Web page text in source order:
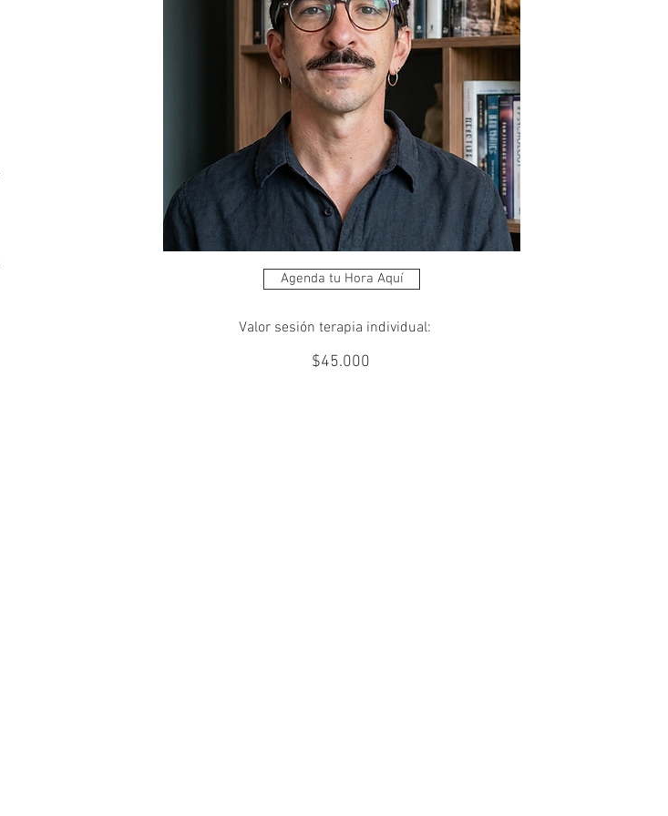
Agenda tu Hora Aquí
Valor sesión terapia individual:
$45.000